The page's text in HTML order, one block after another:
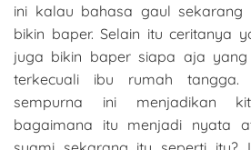
ini kalau bahasa gaul
bikin baper. Selain itu ceritanya
juga bikin baper siapa aja yang
terkecuali ibu rumah tangga.
sempurna ini menjadikan
bagaimana itu menjadi nyata